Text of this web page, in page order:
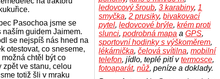
ledovcový šroub,3 karabiny, 1
smyčka,2 prusiky,bivakovací
pytel,ledovcové brýle,krém proti
slunci,podrobná mapa aGPS,
sportovní hodinky s výškoměrem,
lékárnička,čelová svítilna,mobilní
telefon, jídlo, teplé pití vtermosce,
fotoaparát,nůž, peníze a doklady.
Pasochoa jsme se
naším guidem Jaimem.
se nejspíš nás hned na
otestovat, co sneseme,
chtěl být co
zpět ve stanu, celou
totiž šli v mraku